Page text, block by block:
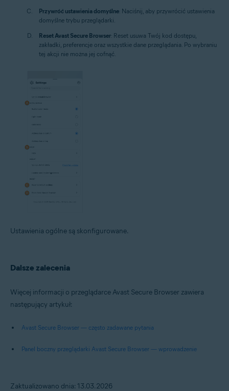
Przywróć ustawienia domyślne: Naciśnij, aby przywrócić ustawienia
domyślne trybu przeglądarki.
Reset Avast Secure Browser: Reset usuwa Twój kod dostępu,
zakładki, preferencje oraz wszystkie dane przeglądania. Po wybraniu
tej akcji nie można jej cofnąć.
Ustawienia ogólne są skonfigurowane.
Dalsze zalecenia
Więcej informacji o przeglądarce Avast Secure Browser zawiera
następujący artykuł:
Avast Secure Browser — często zadawane pytania
Panel boczny przeglądarki Avast Secure Browser — wprowadzenie
Zaktualizowano dnia: 13.03.2026